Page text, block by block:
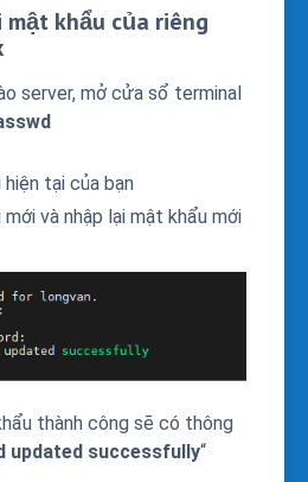
mật khẩu của riêng
server, mở cửa sổ terminal
tại của bạn
và nhập lại mật khẩu mới
thành công sẽ có thông
updated successfully“